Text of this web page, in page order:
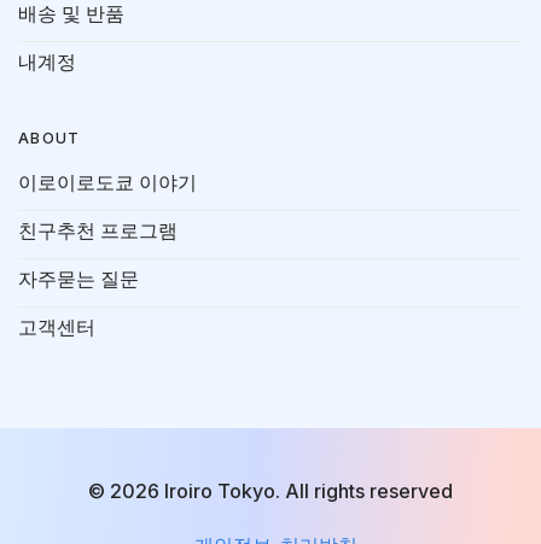
배송 및 반품
내계정
ABOUT
이로이로도쿄 이야기
친구추천 프로그램
자주묻는 질문
고객센터
© 2026 Iroiro Tokyo. All rights reserved